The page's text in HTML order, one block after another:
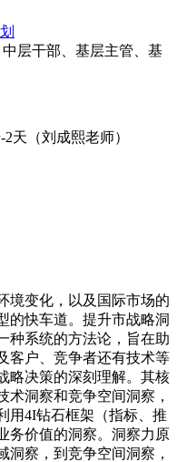
层干部、基层主管、基
天（刘成熙老师）
境变化，以及国际市场的
的快车道。提升市战略洞
种系统的方法论，旨在助
客户、竞争者还有技术等
略决策的深刻理解。其核
术洞察和竞争空间洞察，
用4I钻石框架（指标、推
务价值的洞察。洞察力原
洞察，到竞争空间洞察，